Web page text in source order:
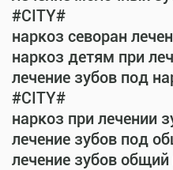
#CITY#
наркоз севоран
наркоз детям при
лечение зубов под
#CITY#
наркоз при лечении
лечение зубов под
лечение зубов